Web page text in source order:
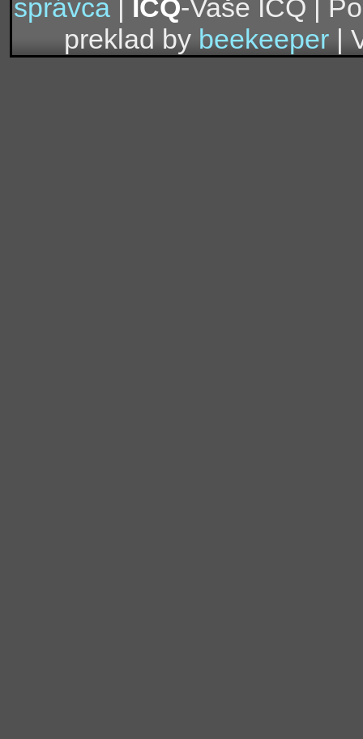
správca| ICQ-Vaše ICQ |
preklad by beekeeper |